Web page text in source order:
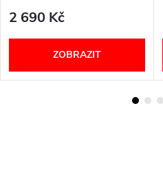
2 690 Kč
ZOBRAZIT